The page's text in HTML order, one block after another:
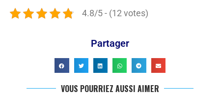
4.8/5 - (12 votes)
Partager
VOUS POURRIEZ AUSSI AIMER